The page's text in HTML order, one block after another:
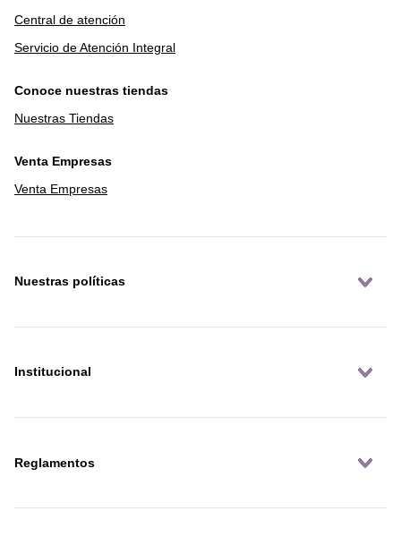
Central de atención
Servicio de Atención Integral
Conoce nuestras tiendas
Nuestras Tiendas
Venta Empresas
Venta Empresas
Nuestras políticas
Institucional
Reglamentos